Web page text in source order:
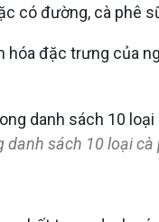
có đường, cà phê
đặc trưng của
sách 10 loại